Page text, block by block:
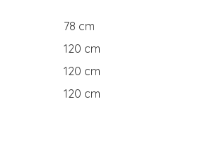
78 cm
120 cm
120 cm
120 cm